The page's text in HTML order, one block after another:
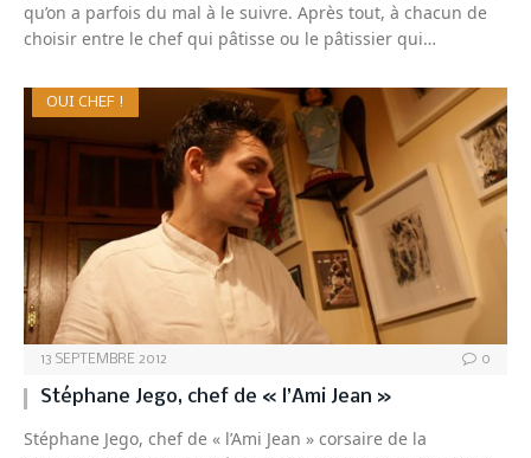
qu’on a parfois du mal à le suivre. Après tout, à chacun de
choisir entre le chef qui pâtisse ou le pâtissier qui…
OUI CHEF !
13 SEPTEMBRE 2012 0
Stéphane Jego, chef de « l’Ami Jean »
Stéphane Jego, chef de « l’Ami Jean » corsaire de la